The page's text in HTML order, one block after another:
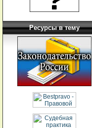
Ресурсы в тему